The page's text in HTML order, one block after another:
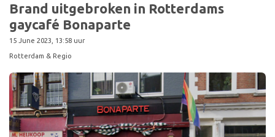
Brand uitgebroken in Rotterdams
gaycafé Bonaparte
15 June 2023, 13:58 uur
Rotterdam & Regio